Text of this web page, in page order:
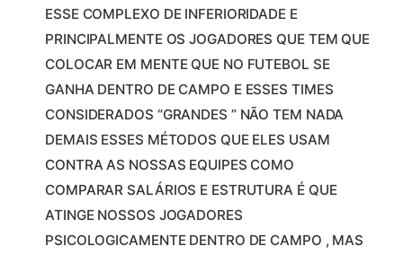
ESSE COMPLEXO DE INFERIORIDADE E
PRINCIPALMENTE OS JOGADORES QUE TEM QUE
COLOCAR EM MENTE QUE NO FUTEBOL SE
GANHA DENTRO DE CAMPO E ESSES TIMES
CONSIDERADOS “GRANDES ” NÃO TEM NADA
DEMAIS ESSES MÉTODOS QUE ELES USAM
CONTRA AS NOSSAS EQUIPES COMO
COMPARAR SALÁRIOS E ESTRUTURA É QUE
ATINGE NOSSOS JOGADORES
PSICOLOGICAMENTE DENTRO DE CAMPO , MAS